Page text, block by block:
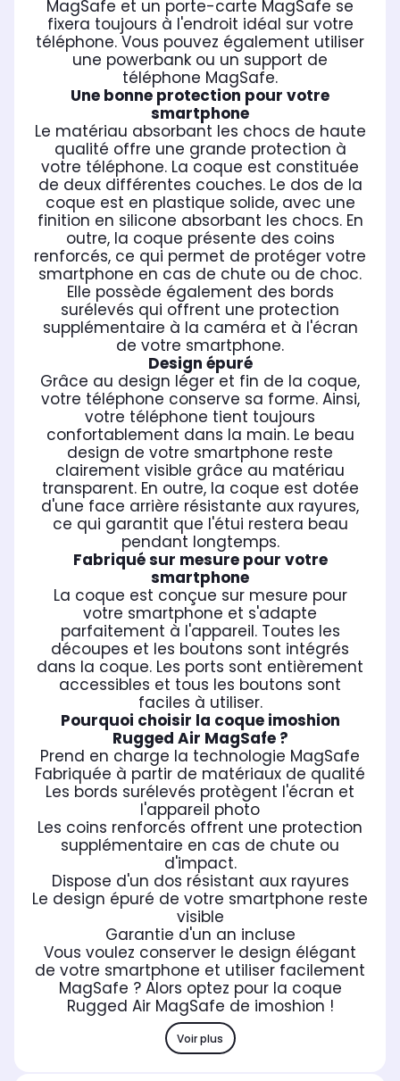
MagSafe et un porte-carte MagSafe se
fixera toujours à l'endroit idéal sur votre
téléphone. Vous pouvez également utiliser
une powerbank ou un support de
téléphone MagSafe.
Une bonne protection pour votre
smartphone
Le matériau absorbant les chocs de haute
qualité offre une grande protection à
votre téléphone. La coque est constituée
de deux différentes couches. Le dos de la
coque est en plastique solide, avec une
finition en silicone absorbant les chocs. En
outre, la coque présente des coins
renforcés, ce qui permet de protéger votre
smartphone en cas de chute ou de choc.
Elle possède également des bords
surélevés qui offrent une protection
supplémentaire à la caméra et à l'écran
de votre smartphone.
Design épuré
Grâce au design léger et fin de la coque,
votre téléphone conserve sa forme. Ainsi,
votre téléphone tient toujours
confortablement dans la main. Le beau
design de votre smartphone reste
clairement visible grâce au matériau
transparent. En outre, la coque est dotée
d'une face arrière résistante aux rayures,
ce qui garantit que l'étui restera beau
pendant longtemps.
Fabriqué sur mesure pour votre
smartphone
La coque est conçue sur mesure pour
votre smartphone et s'adapte
parfaitement à l'appareil. Toutes les
découpes et les boutons sont intégrés
dans la coque. Les ports sont entièrement
accessibles et tous les boutons sont
faciles à utiliser.
Pourquoi choisir la coque imoshion
Rugged Air MagSafe ?
Prend en charge la technologie MagSafe
Fabriquée à partir de matériaux de qualité
Les bords surélevés protègent l'écran et
l'appareil photo
Les coins renforcés offrent une protection
supplémentaire en cas de chute ou
d'impact.
Dispose d'un dos résistant aux rayures
Le design épuré de votre smartphone reste
visible
Garantie d'un an incluse
Vous voulez conserver le design élégant
de votre smartphone et utiliser facilement
MagSafe ? Alors optez pour la coque
Rugged Air MagSafe de imoshion !
Voir plus